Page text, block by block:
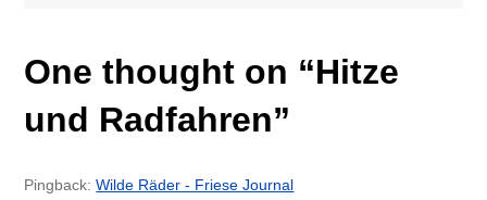
One thought on “Hitze
und Radfahren”
Pingback:Wilde Räder - Friese Journal